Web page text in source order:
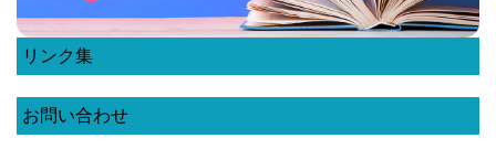
リンク集
お問い合わせ